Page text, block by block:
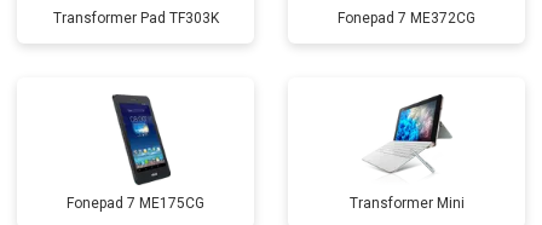
Transformer Pad TF303K Fonepad 7 ME372CG
Fonepad 7 ME175CG Transformer Mini